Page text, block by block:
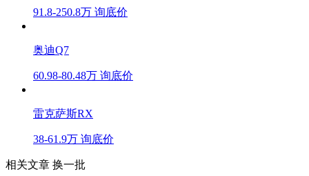
91.8-250.8万 询底价
奥迪Q7
60.98-80.48万 询底价
雷克萨斯RX
38-61.9万 询底价
相关文章 换一批